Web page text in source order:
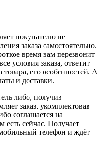
покупателю не
заказа самостоятельно.
время вам перезвонит
условия заказа, ответит
его особенностей. А
и доставки.
либо, получив
заказ, укомплектовав
соглашается на
есть сейчас. Получает
телефон и ждёт